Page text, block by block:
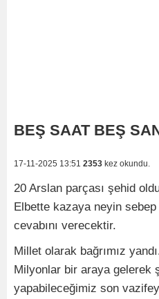
BEŞ SAAT BEŞ
17-11-2025 13:51 2353 kez okundu.
20 Arslan parçası şehid
Elbette kazaya neyin
cevabını verecektir.
Millet olarak bağrımız
Milyonlar bir araya gelerek
yapabileceğimiz son